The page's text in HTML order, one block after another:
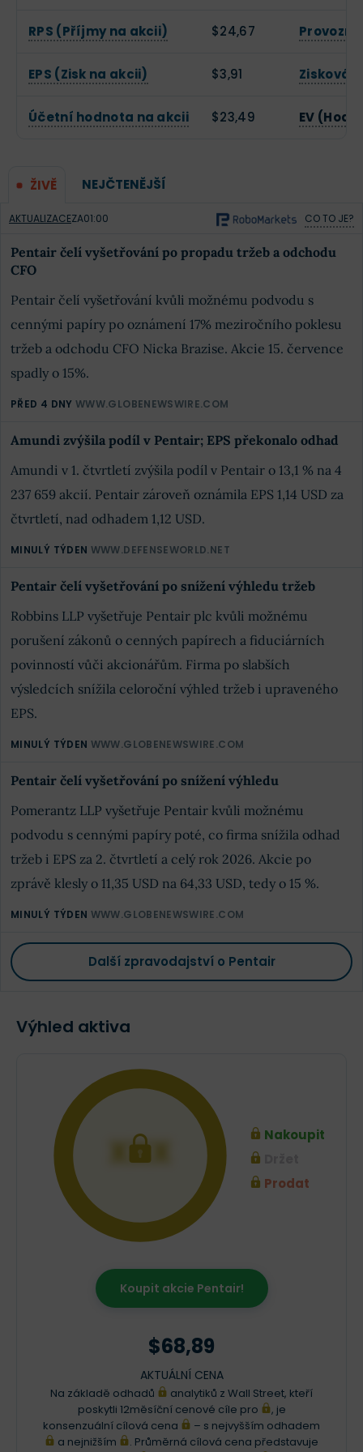
RPS (Příjmy na akcii) $24,67 Provozní
EPS (Zisk na akcii) $3,91 Zisková
Účetní hodnota na akcii $23,49 EV
ŽIVĚ NEJČTENĚJŠÍ
AKTUALIZACEZA01:00 CO TO JE?
Pentair čelí vyšetřování po propadu tržeb a odchodu
CFO
Pentair čelí vyšetřování kvůli možnému podvodu s
cennými papíry po oznámení 17% meziročního poklesu
tržeb a odchodu CFO Nicka Brazise. Akcie 15. července
spadly o 15%.
PŘED 4 DNY WWW.GLOBENEWSWIRE.COM
Amundi zvýšila podíl v Pentair; EPS překonalo odhad
Amundi v 1. čtvrtletí zvýšila podíl v Pentair o 13,1 % na 4
237 659 akcií. Pentair zároveň oznámila EPS 1,14 USD za
čtvrtletí, nad odhadem 1,12 USD.
MINULÝ TÝDEN WWW.DEFENSEWORLD.NET
Pentair čelí vyšetřování po snížení výhledu tržeb
Robbins LLP vyšetřuje Pentair plc kvůli možnému
porušení zákonů o cenných papírech a fiduciárních
povinností vůči akcionářům. Firma po slabších
výsledcích snížila celoroční výhled tržeb i upraveného
EPS.
MINULÝ TÝDEN WWW.GLOBENEWSWIRE.COM
Pentair čelí vyšetřování po snížení výhledu
Pomerantz LLP vyšetřuje Pentair kvůli možnému
podvodu s cennými papíry poté, co firma snížila odhad
tržeb i EPS za 2. čtvrtletí a celý rok 2026. Akcie po
zprávě klesly o 11,35 USD na 64,33 USD, tedy o 15 %.
MINULÝ TÝDEN WWW.GLOBENEWSWIRE.COM
Další zpravodajství o Pentair
Výhled aktiva
XXX
Nakoupit
Prodat
Koupit akcie Pentair!
$68,89
AKTUÁLNÍ CENA
Na základě odhadů
analytiků z Wall Street, kteří
poskytli 12měsíční cenové cíle pro
, je
konsenzuální cílová cena
– s nejvyšším odhadem
a nejnižším
. Průměrná cílová cena představuje